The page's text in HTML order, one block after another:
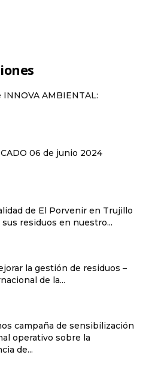
INNOVA AMBIENTAL:
06 de junio 2024
de El Porvenir en Trujillo
residuos en nuestro...
la gestión de residuos –
de la...
campaña de sensibilización
operativo sobre la
de...